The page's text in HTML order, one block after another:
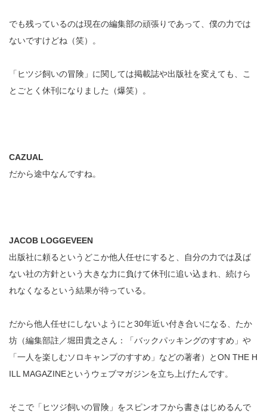
でも残っているのは現在の編集部の頑張りであって、僕の力では
ないですけどね（笑）。
「ヒツジ飼いの冒険」に関しては掲載誌や出版社を変えても、こ
とごとく休刊になりました（爆笑）。
CAZUAL
だから途中なんですね。
JACOB LOGGEVEEN
出版社に頼るというどこか他人任せにすると、自分の力では及ば
ない社の方針という大きな力に負けて休刊に追い込まれ、続けら
れなくなるという結果が待っている。
だから他人任せにしないようにと30年近い付き合いになる、たか
坊（編集部註／堀田貴之さん：「バックパッキングのすすめ」や
「一人を楽しむソロキャンプのすすめ」などの著者）とON THE H
ILL MAGAZINEというウェブマガジンを立ち上げたんです。
そこで「ヒツジ飼いの冒険」をスピンオフから書きはじめるんで